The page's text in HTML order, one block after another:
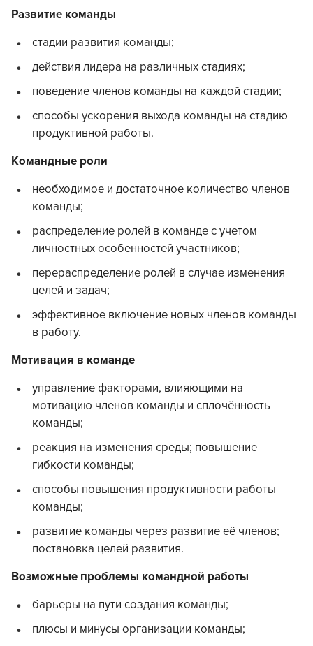
Развитие команды
стадии развития команды;
действия лидера на различных стадиях;
поведение членов команды на каждой стадии;
способы ускорения выхода команды на стадию
продуктивной работы.
Командные роли
необходимое и достаточное количество членов
команды;
распределение ролей в команде с учетом
личностных особенностей участников;
перераспределение ролей в случае изменения
целей и задач;
эффективное включение новых членов команды
в работу.
Мотивация в команде
управление факторами, влияющими на
мотивацию членов команды и сплочённость
команды;
реакция на изменения среды; повышение
гибкости команды;
способы повышения продуктивности работы
команды;
развитие команды через развитие её членов;
постановка целей развития.
Возможные проблемы командной работы
барьеры на пути создания команды;
плюсы и минусы организации команды;